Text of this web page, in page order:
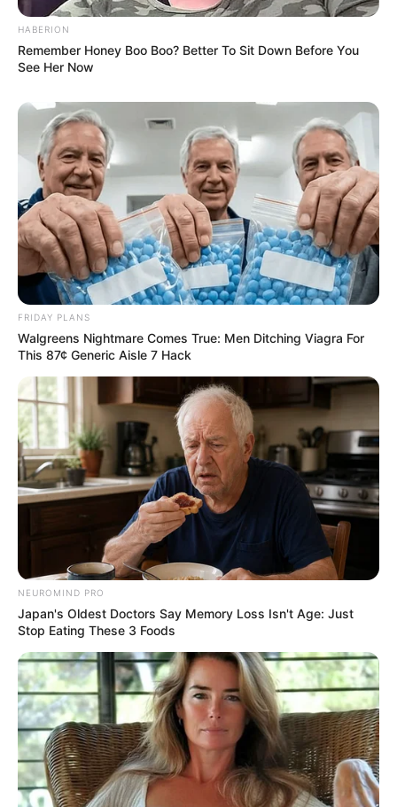
HABERION
Remember Honey Boo Boo? Better To Sit Down Before You
See Her Now
FRIDAY PLANS
Walgreens Nightmare Comes True: Men Ditching Viagra For
This 87¢ Generic Aisle 7 Hack
NEUROMIND PRO
Japan's Oldest Doctors Say Memory Loss Isn't Age: Just
Stop Eating These 3 Foods